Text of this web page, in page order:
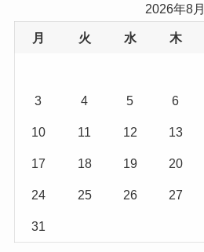
2026年8月
月 火 水 木
3 4 5 6
10 11 12 13
17 18 19 20
24 25 26 27
31